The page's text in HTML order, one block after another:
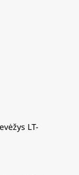
LT-